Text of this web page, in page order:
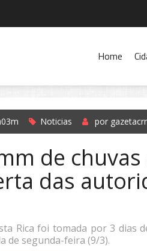
Home
Noticias por
de
das
Rica foi tomada por 3 dias
de segunda-feira (9/3).